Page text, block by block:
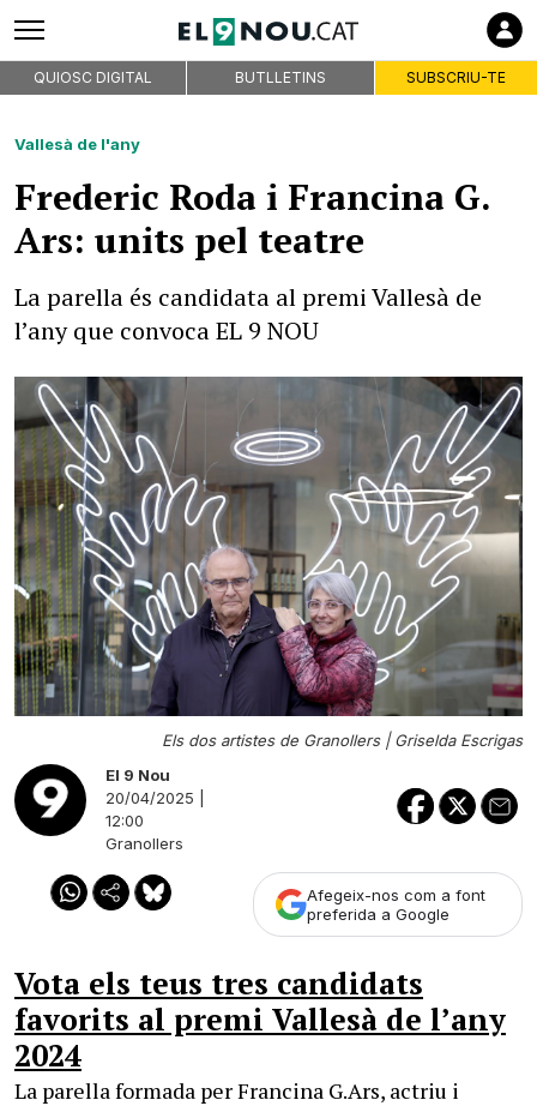
QUIOSC DIGITAL BUTLLETINS SUBSCRIU-TE
Vallesà de l'any
Frederic Roda i Francina G.
Ars: units pel teatre
La parella és candidata al premi Vallesà de
l’any que convoca EL 9 NOU
Els dos artistes de Granollers |Griselda Escrigas
El 9 Nou
20/04/2025 |
12:00
Granollers
Afegeix-nos com a font
preferida a Google
Vota els teus tres candidats
favorits al premi Vallesà de l’any
2024
La parella formada per Francina G.Ars, actriu i